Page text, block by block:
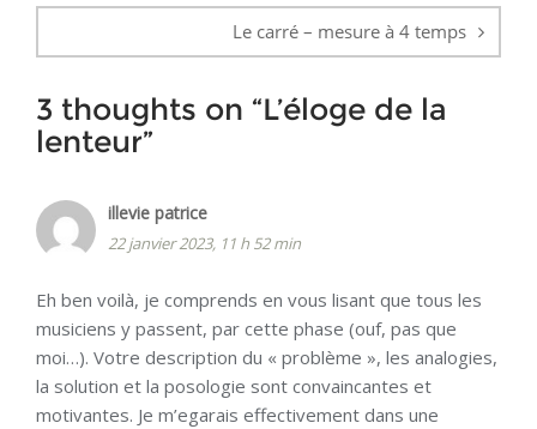
Le carré – mesure à 4 temps
3 thoughts on “L’éloge de la
lenteur”
illevie patrice
22 janvier 2023, 11 h 52 min
Eh ben voilà, je comprends en vous lisant que tous les
musiciens y passent, par cette phase (ouf, pas que
moi…). Votre description du « problème », les analogies,
la solution et la posologie sont convaincantes et
motivantes. Je m’egarais effectivement dans une